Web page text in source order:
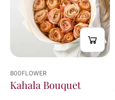
800FLOWER
Kahala Bouquet